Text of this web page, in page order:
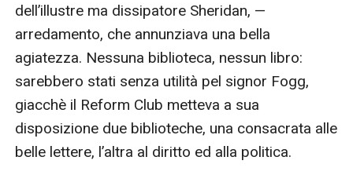
dell’illustre ma dissipatore Sheridan, —
arredamento, che annunziava una bella
agiatezza. Nessuna biblioteca, nessun libro:
sarebbero stati senza utilità pel signor Fogg,
giacchè il Reform Club metteva a sua
disposizione due biblioteche, una consacrata alle
belle lettere, l’altra al diritto ed alla politica.